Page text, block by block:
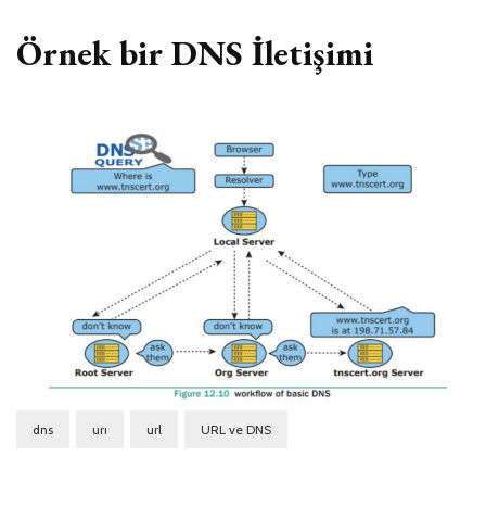
Örnek bir DNS İletişimi
dns urı url URL ve DNS